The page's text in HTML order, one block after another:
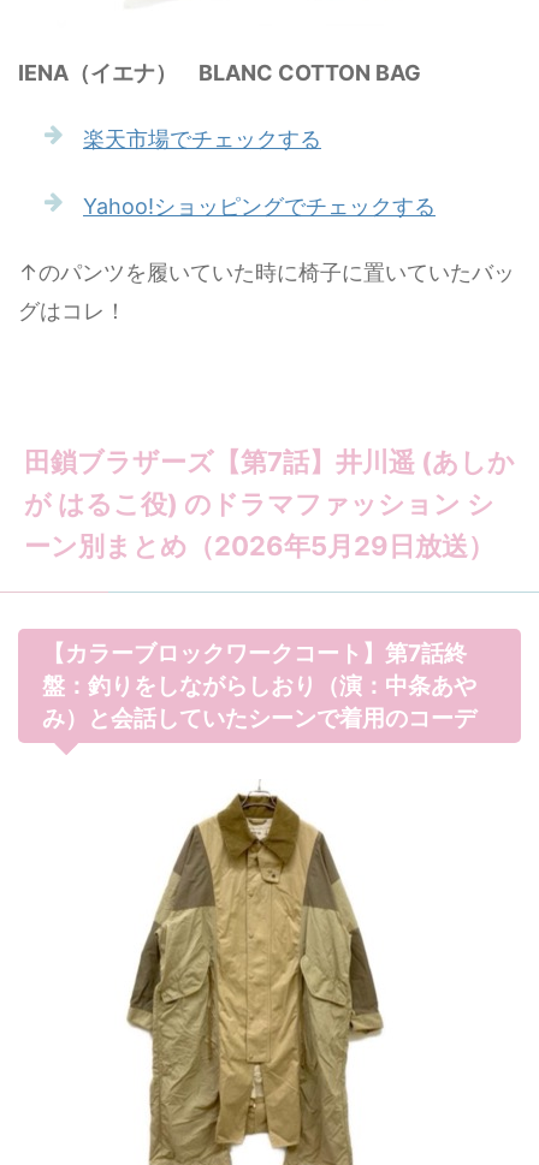
IENA（イエナ） BLANC COTTON BAG
楽天市場でチェックする
Yahoo!ショッピングでチェックする
↑のパンツを履いていた時に椅子に置いていたバッ
グはコレ！
田鎖ブラザーズ【第7話】井川遥 (あしか
が はるこ役) のドラマファッション シ
ーン別まとめ（2026年5月29日放送）
【カラーブロックワークコート】第7話終
盤：釣りをしながらしおり（演：中条あや
み）と会話していたシーンで着用のコーデ